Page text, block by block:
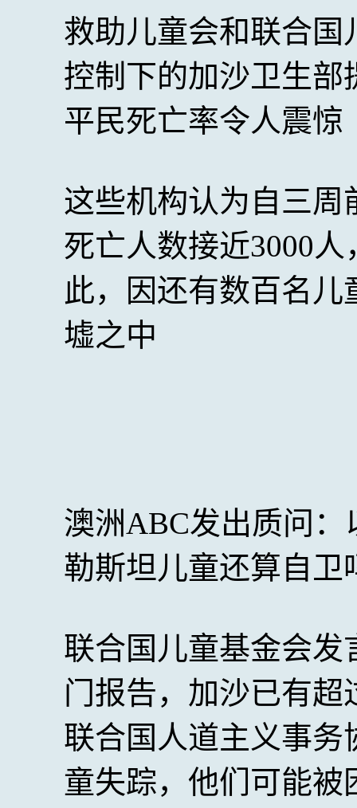
救助儿童会和联合
控制下的加沙卫生
平民死亡率令人震惊
这些机构认为自三
死亡人数接近3000
此，因还有数百名
墟之中
澳洲ABC发出质问
勒斯坦儿童还算自卫
联合国儿童基金会
门报告，加沙已有超
联合国人道主义事务
童失踪，他们可能